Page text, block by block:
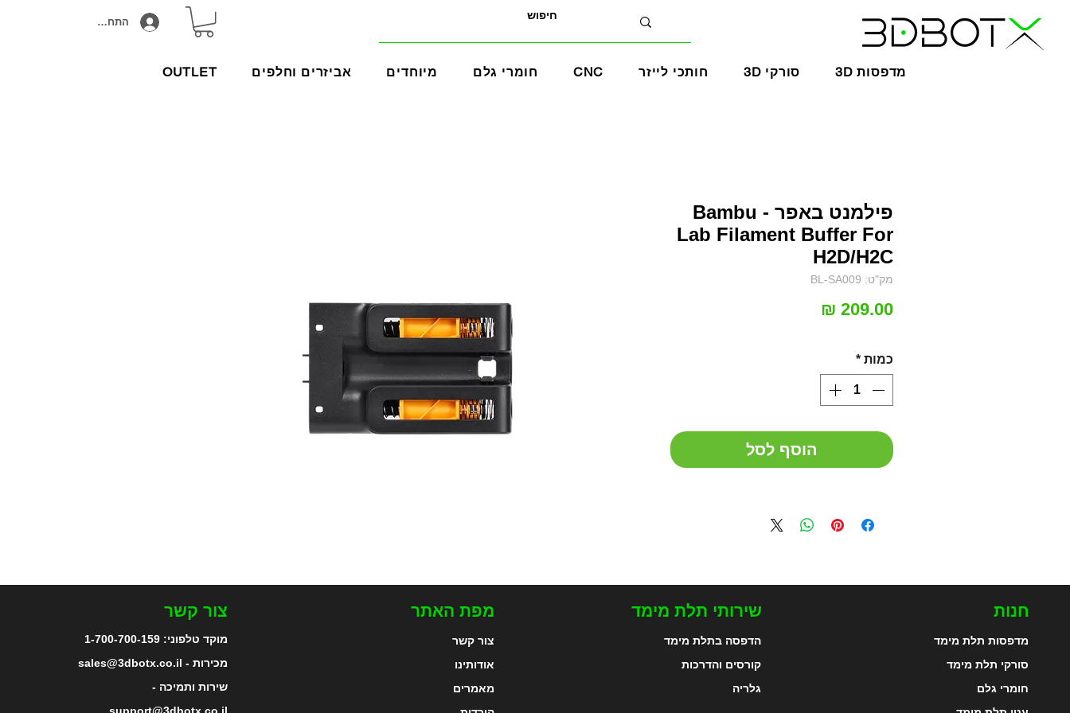
התחבר/הירשם
OUTLET אביזרים וחלפים מיוחדים חומרי גלם CNC חותכי לייזר 3D סורקי 3D מדפסות
פילמנט באפר - Bambu
Lab Filament Buffer For
H2D/H2C
מק"ט: BL-SA009
כמות *
הוסף לסל
צור קשר
מוקד טלפוני:1-700-700-159
מכירות - sales@3dbotx.co.il
שירות ותמיכה -
support@3dbotx.co.il
מפת האתר
צור קשר
אודותינו
מאמרים
שירותי תלת מימד
הדפסה בתלת מימד
קורסים והדרכות
גלריה
חנות
מדפסות תלת מימד
סורקי תלת מימד
חומרי גלם